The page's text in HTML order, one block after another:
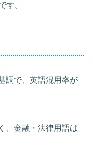
す。
調で、英語混用率が
、金融・法律用語は